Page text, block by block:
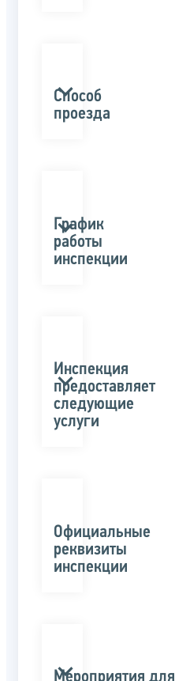
Способ
проезда
График
работы
инспекции
Инспекция
предоставляет
следующие
услуги
Официальные
реквизиты
инспекции